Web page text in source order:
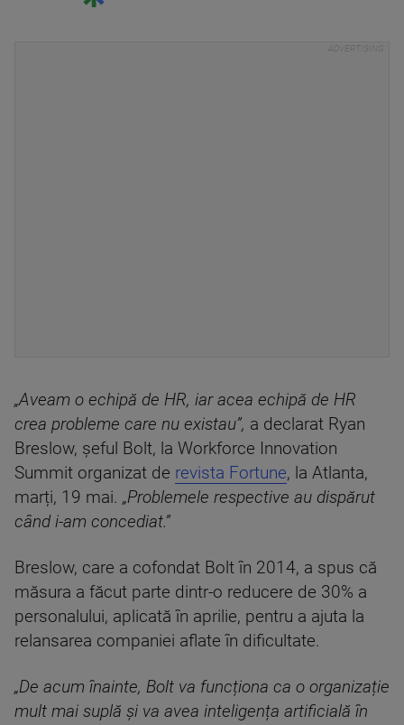
„Aveam o echipă de HR, iar acea echipă de HR
crea probleme care nu existau”, a declarat Ryan
Breslow, șeful Bolt, la Workforce Innovation
Summit organizat de revista Fortune, la Atlanta,
marți, 19 mai. „Problemele respective au dispărut
când i-am concediat.”
Breslow, care a cofondat Bolt în 2014, a spus că
măsura a făcut parte dintr-o reducere de 30% a
personalului, aplicată în aprilie, pentru a ajuta la
relansarea companiei aflate în dificultate.
„De acum înainte, Bolt va funcționa ca o organizație
mult mai suplă și va avea inteligența artificială în